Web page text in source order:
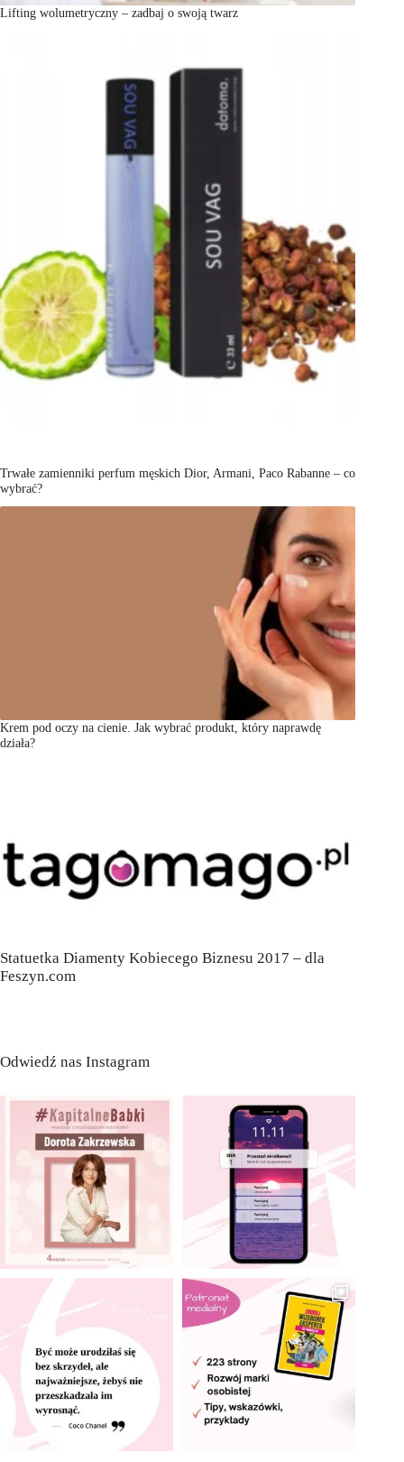
Lifting wolumetryczny – zadbaj o swoją twarz
Trwałe zamienniki perfum męskich Dior, Armani, Paco Rabanne – co
wybrać?
Krem pod oczy na cienie. Jak wybrać produkt, który naprawdę
działa?
Statuetka Diamenty Kobiecego Biznesu 2017 – dla
Feszyn.com
Odwiedź nas Instagram